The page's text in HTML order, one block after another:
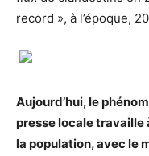
record », à l’époque,
Aujourd’hui, le
presse locale
la population, avec le